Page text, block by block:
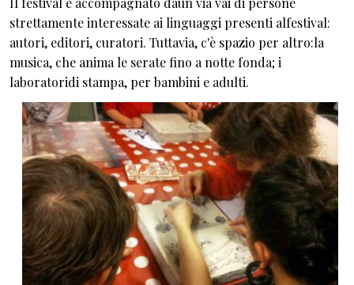
strettamente interessate ai linguaggi presenti alfestival:
autori, editori, curatori. Tuttavia, c'è spazio per altro:la
musica, che anima le serate fino a notte fonda; i
laboratoridi stampa, per bambini e adulti.